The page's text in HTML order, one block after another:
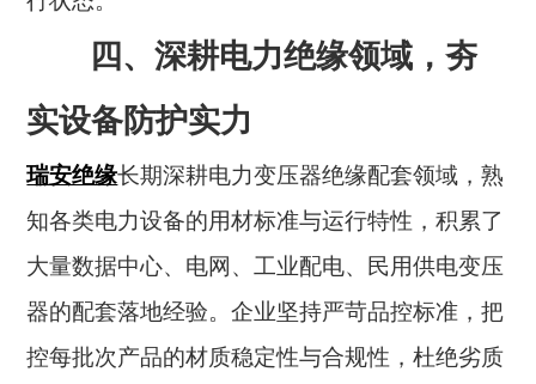
四、深耕电力绝缘领域，夯
实设备防护实力
瑞安绝缘长期深耕电力变压器绝缘配套领域，熟
知各类电力设备的用材标准与运行特性，积累了
大量数据中心、电网、工业配电、民用供电变压
器的配套落地经验。企业坚持严苛品控标准，把
控每批次产品的材质稳定性与合规性，杜绝劣质